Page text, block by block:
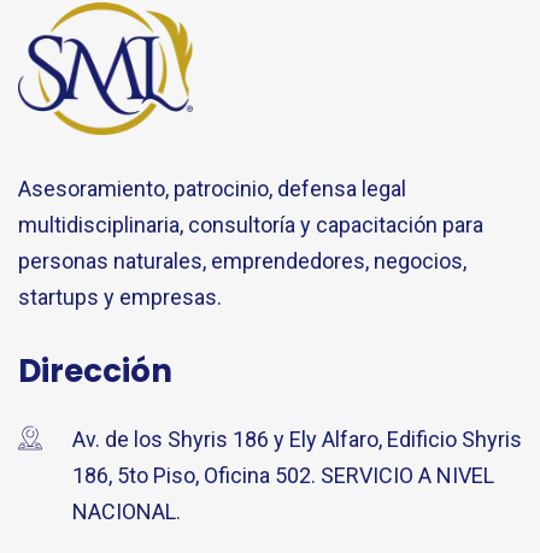
Asesoramiento, patrocinio, defensa legal
multidisciplinaria, consultoría y capacitación para
personas naturales, emprendedores, negocios,
startups y empresas.
Dirección
Av. de los Shyris 186 y Ely Alfaro, Edificio Shyris
186, 5to Piso, Oficina 502. SERVICIO A NIVEL
NACIONAL.